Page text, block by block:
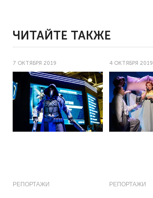
ЧИТАЙТЕ ТАКЖЕ
7 ОКТЯБРЯ 2019
РЕПОРТАЖИ
4 ОКТЯБРЯ 2019
РЕПОРТАЖИ